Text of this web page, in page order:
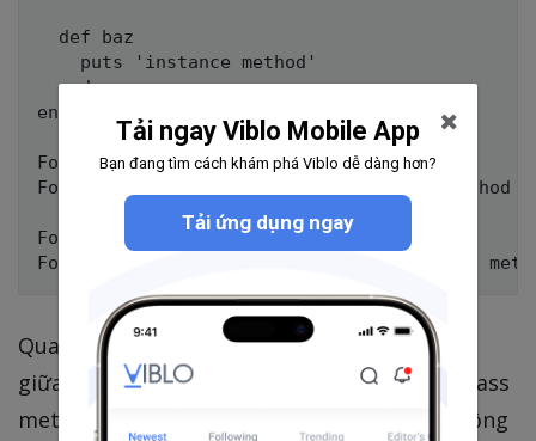
  def baz
    puts 'instance method'
  end
end
Foo.bar # => "class method"
Foo.baz # => NoMethodError: undefined method
Foo.new.baz # => instance method
Qua ví dụ đơn giản trên, ta thấy sự khác biệt
giữa 2 phương thức bar và baz. bar là một class
method nên khi ta gọi Foo.bar thì nó hoạt động
Tải ngay Viblo Mobile App
Bạn đang tìm cách khám phá Viblo dễ dàng hơn?
Tải ứng dụng ngay